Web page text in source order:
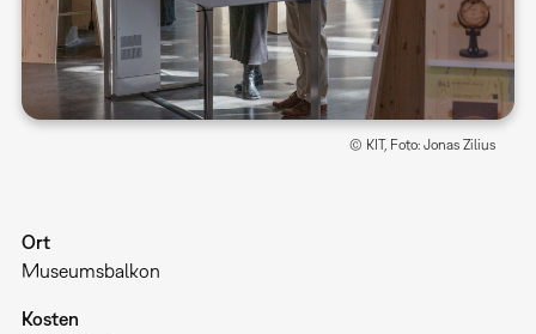
© KIT, Foto: Jonas Zilius
Ort
Museumsbalkon
Kosten